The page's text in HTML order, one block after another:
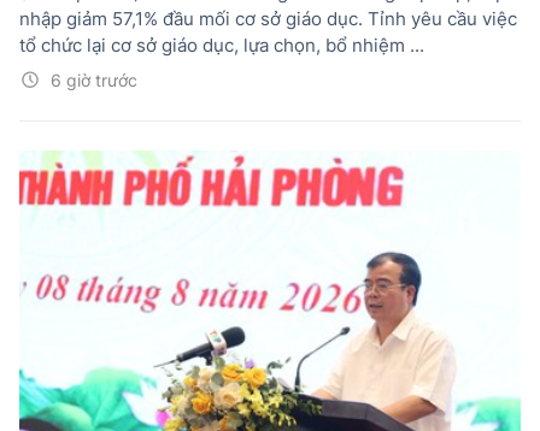
6 giờ trước
nhập giảm 57,1% đầu mối cơ sở giáo dục. Tỉnh yêu cầu việc
tổ chức lại cơ sở giáo dục, lựa chọn, bổ nhiệm ...